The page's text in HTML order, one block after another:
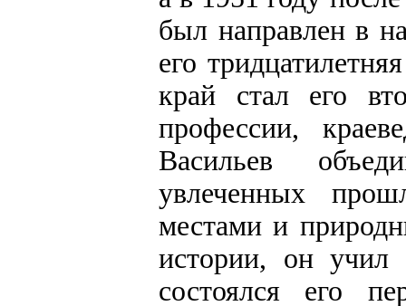
был направлен в
его
край стал его
профессии,
Васильев
увлеченных
местами и
истории, он
состоялся его